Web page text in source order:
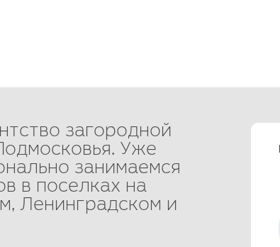
загородной
Уже
занимаемся
в поселках на
Ленинградском и